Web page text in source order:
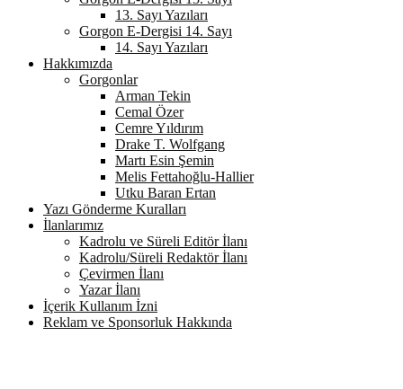
13. Sayı Yazıları
Gorgon E-Dergisi 14. Sayı
14. Sayı Yazıları
Hakkımızda
Gorgonlar
Arman Tekin
Cemal Özer
Cemre Yıldırım
Drake T. Wolfgang
Martı Esin Şemin
Melis Fettahoğlu-Hallier
Utku Baran Ertan
Yazı Gönderme Kuralları
İlanlarımız
Kadrolu ve Süreli Editör İlanı
Kadrolu/Süreli Redaktör İlanı
Çevirmen İlanı
Yazar İlanı
İçerik Kullanım İzni
Reklam ve Sponsorluk Hakkında